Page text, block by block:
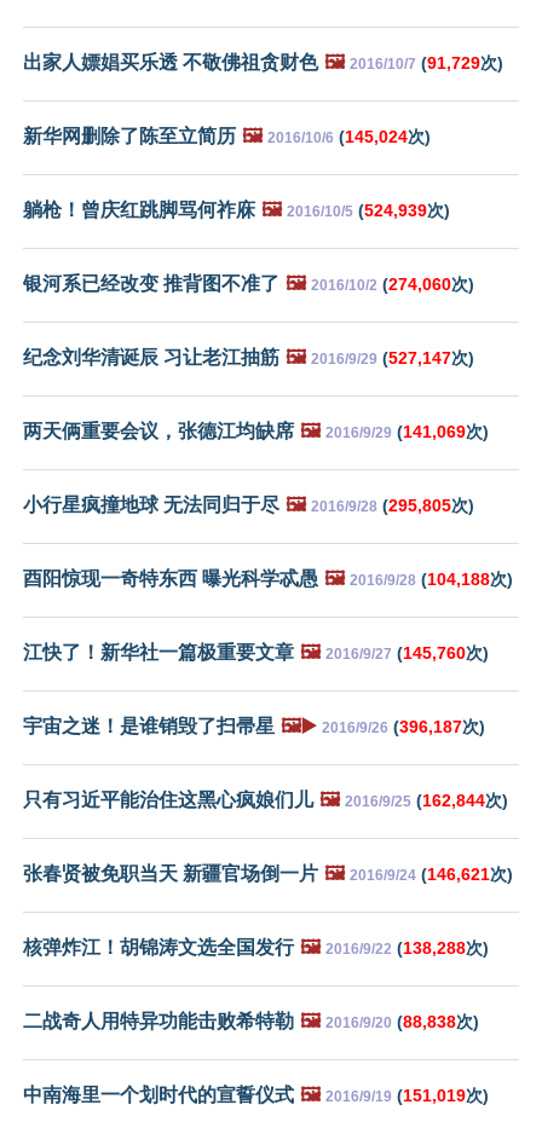
出家人嫖娼买乐透 不敬佛祖贪财色 🖼️ 2016/10/7 (91,729次)
新华网删除了陈至立简历 🖼️ 2016/10/6 (145,024次)
躺枪！曾庆红跳脚骂何祚庥 🖼️ 2016/10/5 (524,939次)
银河系已经改变 推背图不准了 🖼️ 2016/10/2 (274,060次)
纪念刘华清诞辰 习让老江抽筋 🖼️ 2016/9/29 (527,147次)
两天俩重要会议，张德江均缺席 🖼️ 2016/9/29 (141,069次)
小行星疯撞地球 无法同归于尽 🖼️ 2016/9/28 (295,805次)
酉阳惊现一奇特东西 曝光科学忒愚 🖼️ 2016/9/28 (104,188次)
江快了！新华社一篇极重要文章 🖼️ 2016/9/27 (145,760次)
宇宙之迷！是谁销毁了扫帚星 🖼️▶️ 2016/9/26 (396,187次)
只有习近平能治住这黑心疯娘们儿 🖼️ 2016/9/25 (162,844次)
张春贤被免职当天 新疆官场倒一片 🖼️ 2016/9/24 (146,621次)
核弹炸江！胡锦涛文选全国发行 🖼️ 2016/9/22 (138,288次)
二战奇人用特异功能击败希特勒 🖼️ 2016/9/20 (88,838次)
中南海里一个划时代的宣誓仪式 🖼️ 2016/9/19 (151,019次)